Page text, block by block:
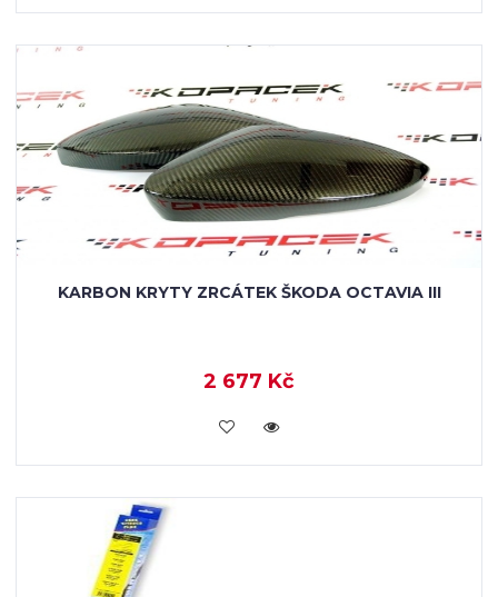
KARBON KRYTY ZRCÁTEK ŠKODA OCTAVIA III
2 677 Kč
KOUPIT